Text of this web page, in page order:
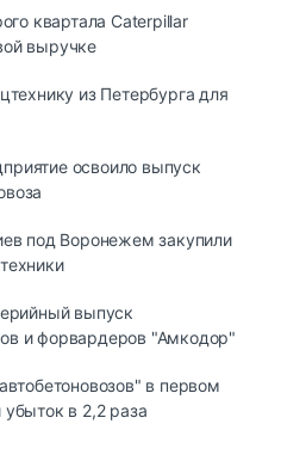
квартала Caterpillar
выручке
из Петербурга для
освоило выпуск
под Воронежем закупили
выпуск
и форвардеров "Амкодор"
в первом
убыток в 2,2 раза